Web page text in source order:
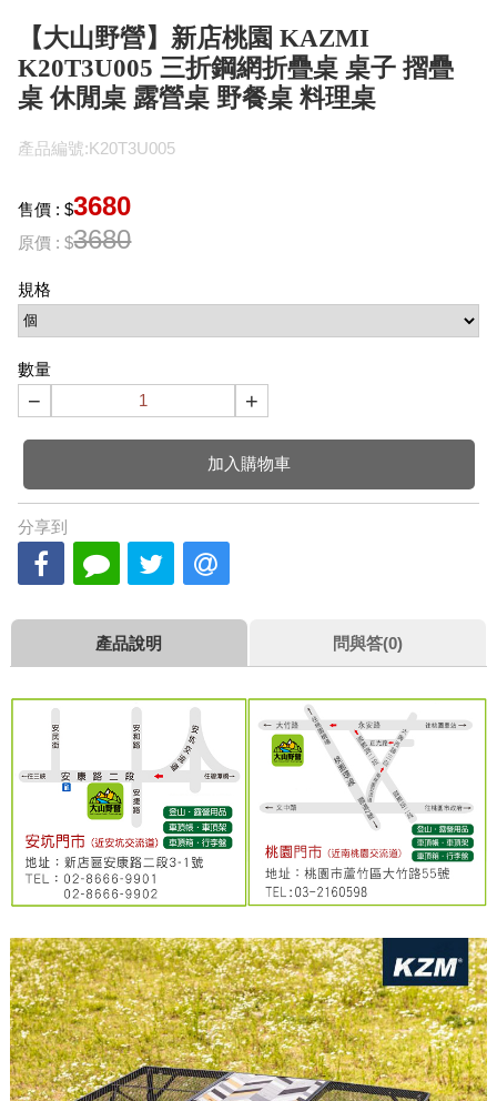
【大山野營】新店桃園 KAZMI
K20T3U005 三折鋼網折疊桌 桌子 摺疊
桌 休閒桌 露營桌 野餐桌 料理桌
產品編號:K20T3U005
售價 : $3680
原價 : $3680
規格
數量
− +
加入購物車
分享到
產品說明 問與答(0)